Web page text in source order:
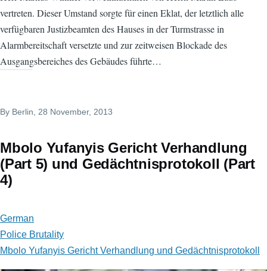
vertreten. Dieser Umstand sorgte für einen Eklat, der letztlich alle
verfügbaren Justizbeamten des Hauses in der Turmstrasse in
Alarmbereitschaft versetzte und zur zeitweisen Blockade des
Ausgangsbereiches des Gebäudes führte…
By Berlin, 28 November, 2013
Mbolo Yufanyis Gericht Verhandlung
(Part 5) und Gedächtnisprotokoll (Part
4)
German
Police Brutality
Mbolo Yufanyis Gericht Verhandlung und Gedächtnisprotokoll